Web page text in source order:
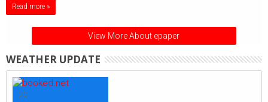
Read more »
View More About epaper
WEATHER UPDATE
+29